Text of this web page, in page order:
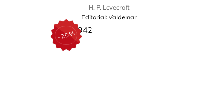
H. P. Lovecraft
Editorial:Valdemar
-25%